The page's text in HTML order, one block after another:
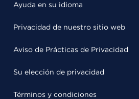
Ayuda en su idioma
Privacidad de nuestro sitio web
Aviso de Prácticas de Privacidad
Su elección de privacidad
Términos y condiciones